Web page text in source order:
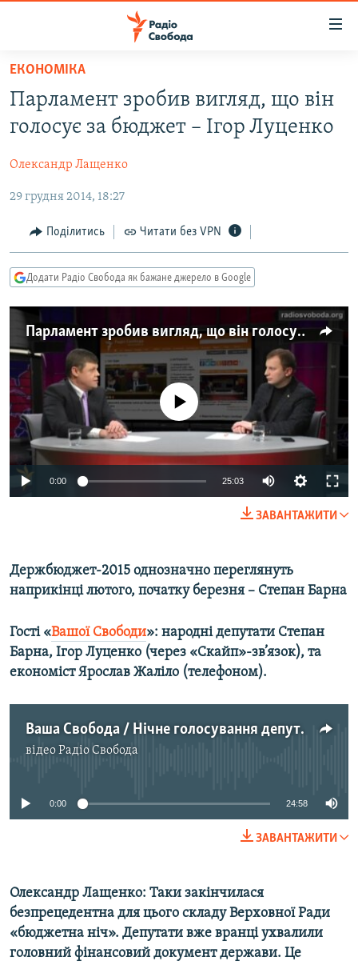
Перейти
основного
матеріалу
до
навігації
Перейти
пошуку
РАДІО СВОБОДА – 70 РОКІВ
ВСЕ ЗА ДОБУ
ПОЛІТИКА
ЕКОНОМІКА
СУСПІЛЬСТВО
СПОРТ
СВІТ
ВІЙНА
РОСІЙСЬКА «ФІЛЬТРАЦІЯ»
ДОНБАС.РЕАЛІЇ
КРИМ.РЕАЛІЇ
ТИ ЯК?
СХЕМИ
ПРИАЗОВ’Я
КИТАЙ.ВИКЛИКИ
МУЛЬТИМЕДІА
ФОТО
СПЕЦПРОЄКТИ
ПОДКАСТИ
УКР
ДОЛУЧАЙСЯ!
ЕКОНОМІКА
Парламент зробив вигляд, що він
голосує за бюджет – Ігор Луценко
Олександр Лащенко
29 грудня 2014, 18:27
Поділитись Читати без VPN
Додати Радіо Свобода як бажане джерело в Google
Парламент зробив вигляд, що він голосує за бюджет – Ігор Луценко
No media source currently available
0:00 25:03
ЗАВАНТАЖИТИ
Держбюджет-2015 однозначно переглянуть
наприкінці лютого, початку березня – Степан Барна
Гості «Вашої Свободи»: народні депутати Степан
Барна, Ігор Луценко (через «Скайп»-зв’язок), та
економіст Ярослав Жаліло (телефоном).
Ваша Свобода / Нічне голосування депутатів за держбюджет – що ухвалили?
відеоРадіо Свобода
No media source currently available
0:00 24:58
ЗАВАНТАЖИТИ
Олександр Лащенко: Таки закінчилася
безпрецедентна для цього складу Верховної Ради
«бюджетна ніч». Депутати вже вранці ухвалили
головний фінансовий документ держави. Це